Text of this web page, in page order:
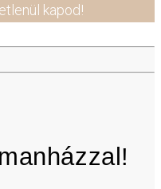
kapod!